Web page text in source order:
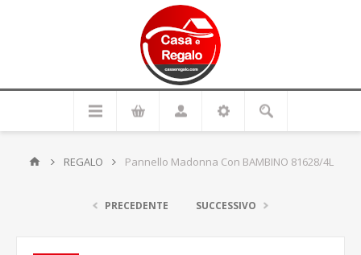
REGALO Pannello Madonna Con BAMBINO 81628/4L
PRECEDENTE SUCCESSIVO